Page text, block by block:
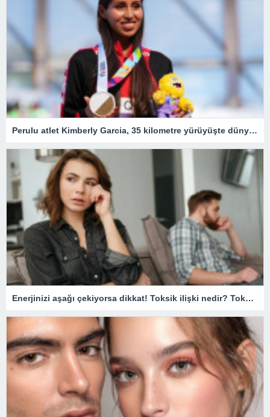
Perulu atlet Kimberly Garcia, 35 kilometre yürüyüşte dünya rekoru kırdı – Son Dakika Spor Haberleri
Enerjinizi aşağı çekiyorsa dikkat! Toksik ilişki nedir? Toksik ilişki nasıl anlaşılır, düzelir mi?